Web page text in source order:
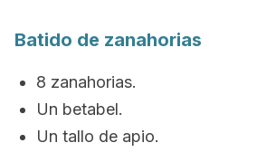
Batido de zanahorias
8 zanahorias.
Un betabel.
Un tallo de apio.